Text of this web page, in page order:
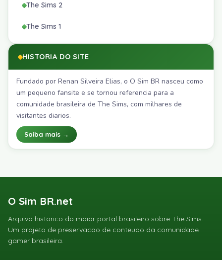
The Sims 2
The Sims 1
HISTORIA DO SITE
Fundado por Renan Silveira Elias, o O Sim BR nasceu como
um pequeno fansite e se tornou referencia para a
comunidade brasileira de The Sims, com milhares de
visitantes diarios.
Saiba mais →
O Sim BR.net
Arquivo historico do maior portal brasileiro sobre The Sims.
Um projeto de preservacao de conteudo da comunidade
gamer brasileira.